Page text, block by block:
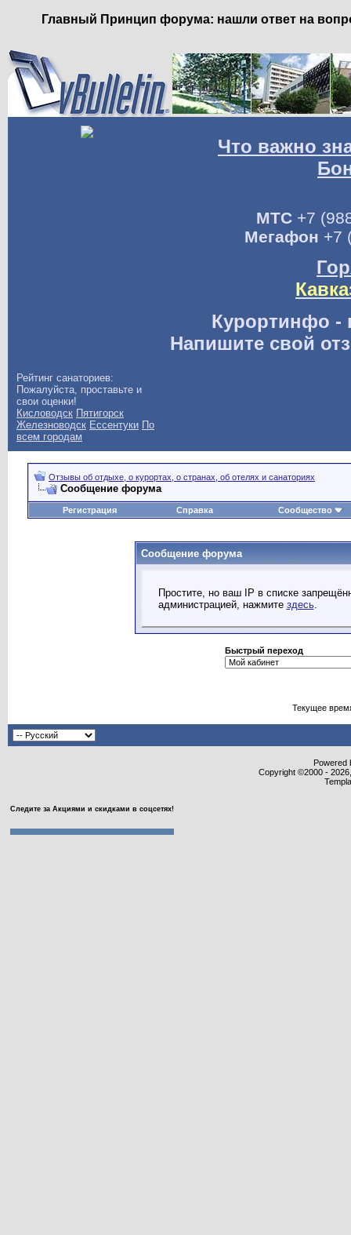
Главный Принцип форума: нашли ответ на
Что важно
МТС+7
Мегафон +7
Курортинфо -
Напишите свой
Рейтинг санаториев:
Пожалуйста, проставьте и
свои оценки!
Кисловодск Пятигорск
Железноводск Ессентуки По
всем городам
Отзывы об отдыхе, о курортах, о странах, об отелях и санаториях
Сообщение форума
Регистрация Справка Сообщество
Сообщение форума
Простите, но ваш IP в списке
администрацией, нажмите здесь.
Быстрый переход
Текущее
Powered
Copyright ©2000 -
Следите за Акциями и скидками в соцсетях!